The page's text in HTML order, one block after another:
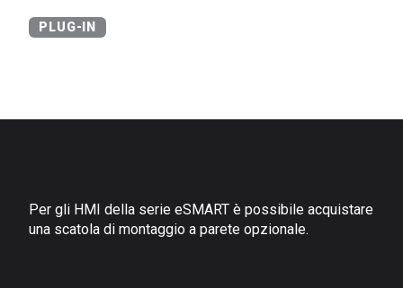
PLUG-IN
Per gli HMI della serie eSMART è possibile acquistare
una scatola di montaggio a parete opzionale.